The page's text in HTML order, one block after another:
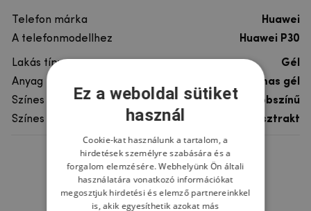
Telefon márka
Huawei
A telefonmodellhez
Huawei P30
Lakás típusa
Gél
Anyag
rugalmas gél
Színes
többszínű
Színes motívum
Absztrakt
Ne felejtsd el
Ez a weboldal sütiket
használ
Cookie-kat használunk a tartalom, a
hirdetések személyre szabására és a
forgalom elemzésére. Webhelyünk Ön általi
használatára vonatkozó információkat
megosztjuk hirdetési és elemző partnereinkkel
is, akik egyesíthetik azokat más